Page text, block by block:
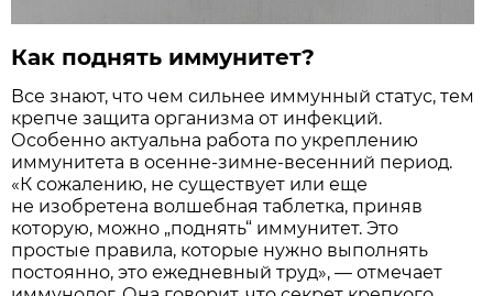
Как поднять иммунитет?
Все знают, что чем сильнее иммунный статус, тем
крепче защита организма от инфекций.
Особенно актуальна работа по укреплению
иммунитета в осенне-зимне-весенний период.
«К сожалению, не существует или еще
не изобретена волшебная таблетка, приняв
которую, можно „поднять“ иммунитет. Это
простые правила, которые нужно выполнять
постоянно, это ежедневный труд», — отмечает